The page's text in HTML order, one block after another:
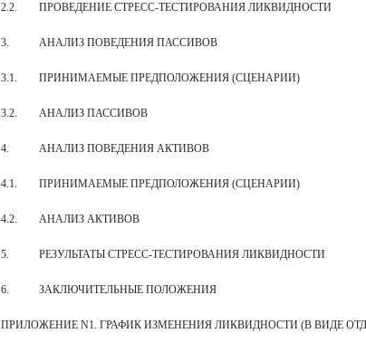
2.2. ПРОВЕДЕНИЕ СТРЕСС-ТЕСТИРОВАНИЯ ЛИКВИДНОСТИ
3. АНАЛИЗ ПОВЕДЕНИЯ ПАССИВОВ
3.1. ПРИНИМАЕМЫЕ ПРЕДПОЛОЖЕНИЯ (СЦЕНАРИИ)
3.2. АНАЛИЗ ПАССИВОВ
4. АНАЛИЗ ПОВЕДЕНИЯ АКТИВОВ
4.1. ПРИНИМАЕМЫЕ ПРЕДПОЛОЖЕНИЯ (СЦЕНАРИИ)
4.2. АНАЛИЗ АКТИВОВ
5. РЕЗУЛЬТАТЫ СТРЕСС-ТЕСТИРОВАНИЯ ЛИКВИДНОСТИ
6. ЗАКЛЮЧИТЕЛЬНЫЕ ПОЛОЖЕНИЯ
ПРИЛОЖЕНИЕ N1. ГРАФИК ИЗМЕНЕНИЯ ЛИКВИДНОСТИ (В ВИДЕ